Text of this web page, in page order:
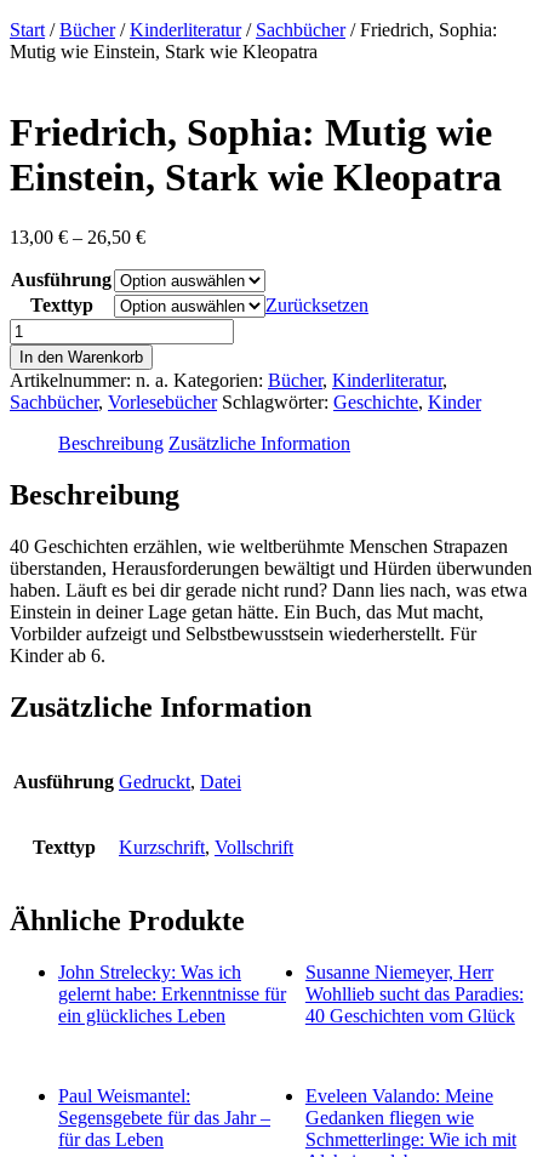
Skip
to
Start /Bücher/Kinderliteratur/ Sachbücher/ Friedrich, Sophia:
Mutig wie Einstein, Stark wie Kleopatra
Friedrich, Sophia: Mutig wie
Einstein, Stark wie Kleopatra
13,00 € – 26,50 €Preisspanne:
bis
26,50 €
Ausführung
Texttyp
Zurücksetzen
Friedrich,
Sophia:
Mutig
wie
Einstein,
Kleopatra
Menge
In den Warenkorb
Artikelnummer: n. a. Kategorien: Bücher, Kinderliteratur,
Sachbücher, Vorlesebücher Schlagwörter: Geschichte, Kinder
Beschreibung Zusätzliche Information
Beschreibung
40 Geschichten erzählen, wie weltberühmte Menschen Strapazen
überstanden, Herausforderungen bewältigt und Hürden überwunden
haben. Läuft es bei dir gerade nicht rund? Dann lies nach, was etwa
Einstein in deiner Lage getan hätte. Ein Buch, das Mut macht,
Vorbilder aufzeigt und Selbstbewusstsein wiederherstellt. Für
Kinder ab 6.
Zusätzliche Information
Ausführung Gedruckt, Datei
Texttyp Kurzschrift, Vollschrift
Ähnliche Produkte
John Strelecky: Was ich
gelernt habe: Erkenntnisse für
ein glückliches Leben
Susanne Niemeyer, Herr
Wohllieb sucht das Paradies:
40 Geschichten vom Glück
Paul Weismantel:
Segensgebete für das Jahr –
für das Leben
Eveleen Valando: Meine
Gedanken fliegen wie
Schmetterlinge: Wie ich mit